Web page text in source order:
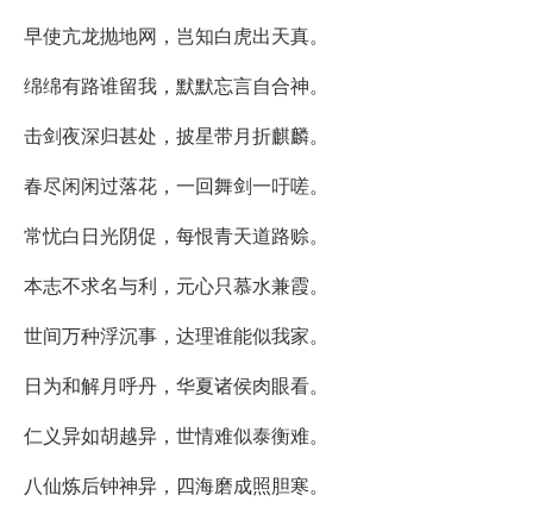
早使亢龙抛地网，岂知白虎出天真。
绵绵有路谁留我，默默忘言自合神。
击剑夜深归甚处，披星带月折麒麟。
春尽闲闲过落花，一回舞剑一吁嗟。
常忧白日光阴促，每恨青天道路赊。
本志不求名与利，元心只慕水兼霞。
世间万种浮沉事，达理谁能似我家。
日为和解月呼丹，华夏诸侯肉眼看。
仁义异如胡越异，世情难似泰衡难。
八仙炼后钟神异，四海磨成照胆寒。